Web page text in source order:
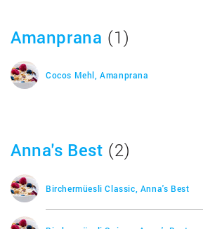
Früchtemüsli Bio, Alnatura
Frühstücksbrei Basis, Alnatura
Amanprana (1)
Cocos Mehl, Amanprana
Anna's Best (2)
Birchermüesli Classic, Anna's Best